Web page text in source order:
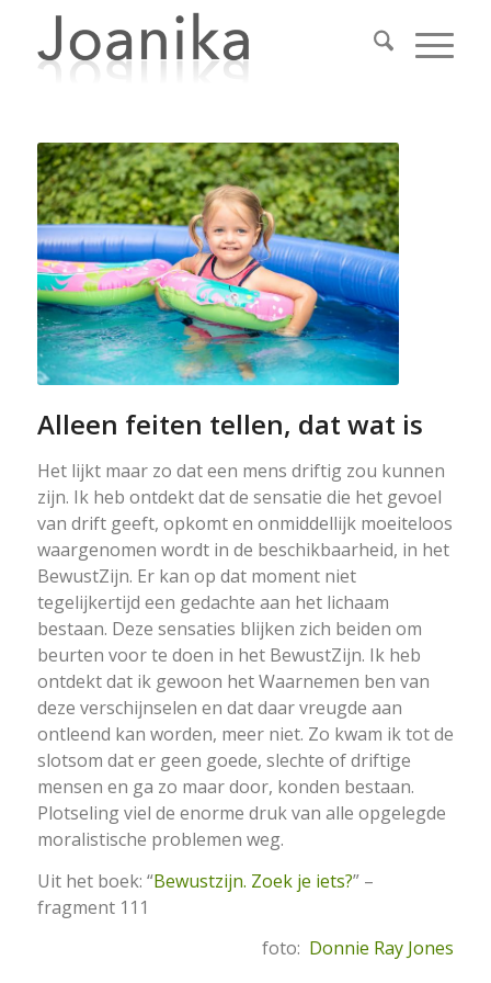
Alleen feiten tellen, dat wat is
Het lijkt maar zo dat een mens driftig zou kunnen
zijn. Ik heb ontdekt dat de sensatie die het gevoel
van drift geeft, opkomt en onmiddellijk moeiteloos
waargenomen wordt in de beschikbaarheid, in het
BewustZijn. Er kan op dat moment niet
tegelijkertijd een gedachte aan het lichaam
bestaan. Deze sensaties blijken zich beiden om
beurten voor te doen in het BewustZijn. Ik heb
ontdekt dat ik gewoon het Waarnemen ben van
deze verschijnselen en dat daar vreugde aan
ontleend kan worden, meer niet. Zo kwam ik tot de
slotsom dat er geen goede, slechte of driftige
mensen en ga zo maar door, konden bestaan.
Plotseling viel de enorme druk van alle opgelegde
moralistische problemen weg.
Uit het boek: “Bewustzijn. Zoek je iets?” –
fragment 111
foto: Donnie Ray Jones